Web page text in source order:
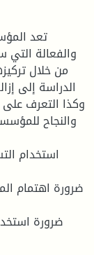
تعد
والفعالة
من خلال
الدراسة إلى
وكذا التعرف
والنجاح
ضرورة